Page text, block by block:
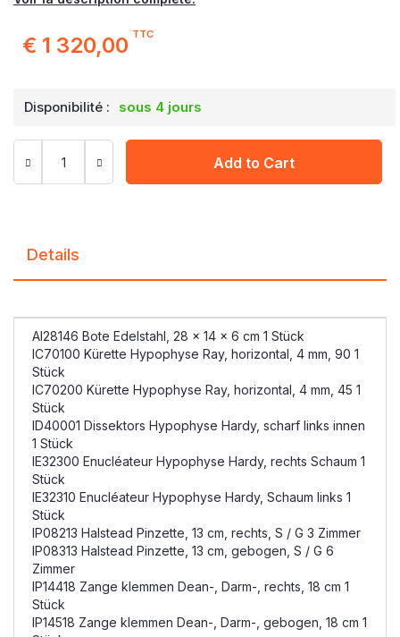
€ 1 320,00 TTC
Disponibilité : sous 4 jours
Add to Cart
Details
AI28146 Bote Edelstahl, 28 x 14 x 6 cm 1 Stück
IC70100 Kürette Hypophyse Ray, horizontal, 4 mm, 90 1
Stück
IC70200 Kürette Hypophyse Ray, horizontal, 4 mm, 45 1
Stück
ID40001 Dissektors Hypophyse Hardy, scharf links innen
1 Stück
IE32300 Enucléateur Hypophyse Hardy, rechts Schaum 1
Stück
IE32310 Enucléateur Hypophyse Hardy, Schaum links 1
Stück
IP08213 Halstead Pinzette, 13 cm, rechts, S / G 3 Zimmer
IP08313 Halstead Pinzette, 13 cm, gebogen, S / G 6
Zimmer
IP14418 Zange klemmen Dean-, Darm-, rechts, 18 cm 1
Stück
IP14518 Zange klemmen Dean-, Darm-, gebogen, 18 cm 1